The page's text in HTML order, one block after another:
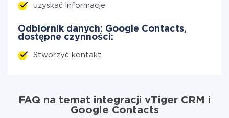
uzyskać informacje
Odbiornik danych: Google Contacts,
dostępne czynności:
Stworzyć kontakt
FAQ na temat integracji vTiger CRM i
Google Contacts